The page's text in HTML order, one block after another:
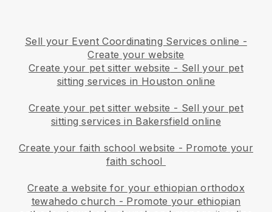
Sell your Event Coordinating Services online -
Create your website
Create your pet sitter website - Sell your pet
sitting services in Houston online
Create your pet sitter website - Sell your pet
sitting services in Bakersfield online
Create your faith school website - Promote your
faith school
Create a website for your ethiopian orthodox
tewahedo church - Promote your ethiopian